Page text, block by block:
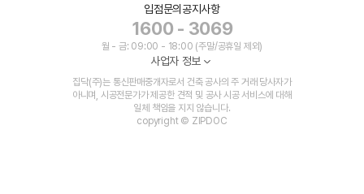
입점문의 공지사항
1600 - 3069
월 - 금: 09:00 - 18:00 (주말/공휴일 제외)
사업자 정보
집닥(주)는 통신판매중개자로서 건축 공사의 주 거래 당사자가
아니며, 시공전문가가 제공한 견적 및 공사 시공 서비스에 대해
일체 책임을 지지 않습니다.
copyright © ZIPDOC